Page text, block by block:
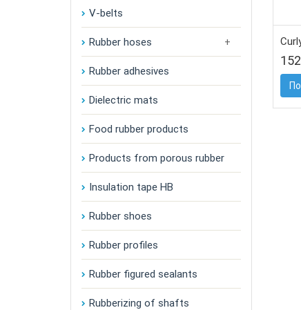
V-belts
Rubber hoses
Rubber adhesives
Dielectric mats
Food rubber products
Products from porous rubber
Insulation tape HB
Rubber shoes
Rubber profiles
Rubber figured sealants
Rubberizing of shafts